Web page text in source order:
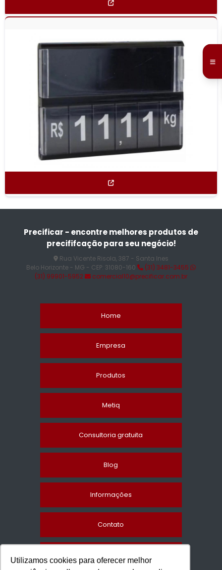
Utilizamos cookies para oferecer melhor
Precificar - encontre melhores produtos de
precififcação para seu negócio!
Rua Vicente Risola, 387 - Santa Ines
Belo Horizonte - MG - CEP: 31080-160
(31) 3481-3455
(31) 99901-5952
comercial10@precificar.com.br
Home
Empresa
Produtos
Metiq
Consultoria gratuita
Blog
Informações
Contato